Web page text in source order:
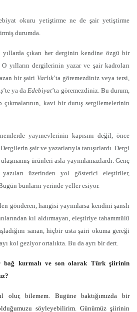
okuru yetiştirme ne de şair yetiştirme
durumda.
yıllarda çıkan her derginin kendine özgü bir
O yılların dergilerinin yazar ve şair kadroları
bir şairi Varlık’ta göremezdiniz veya tersi,
’te ya daEdebiyat’ta göremezdiniz. Bu durum,
çıkmalarının, kavi bir duruş sergilemelerinin
yayınevlerinin kapısını değil, önce
şair ve yazarlarıyla tanışırlardı. Dergi
ürünleri asla yayımlamazlardı. Genç
üzerinden yol gösterici eleştiriler,
bunların yerinde yeller esiyor.
gönderen, hangisi yayımlarsa kendini şanslı
kıl aldırmayan, eleştiriye tahammülü
sanan, hiçbir usta şairi okuma gereği
kol geziyor ortalıkta. Bu da ayrı bir dert.
bağ kurmalı ve son olarak Türk şiirinin
olur, bilemem. Bugüne baktığımızda bir
söyleyebilirim. Günümüz şiirinin